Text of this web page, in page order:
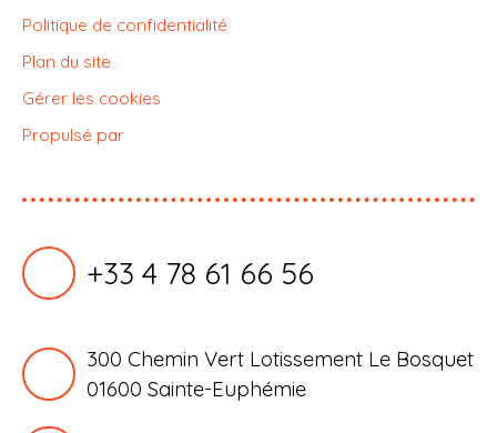
Politique de confidentialité
Plan du site
Gérer les cookies
Propulsé par
+33 4 78 61 66 56
300 Chemin Vert Lotissement Le Bosquet
01600 Sainte-Euphémie